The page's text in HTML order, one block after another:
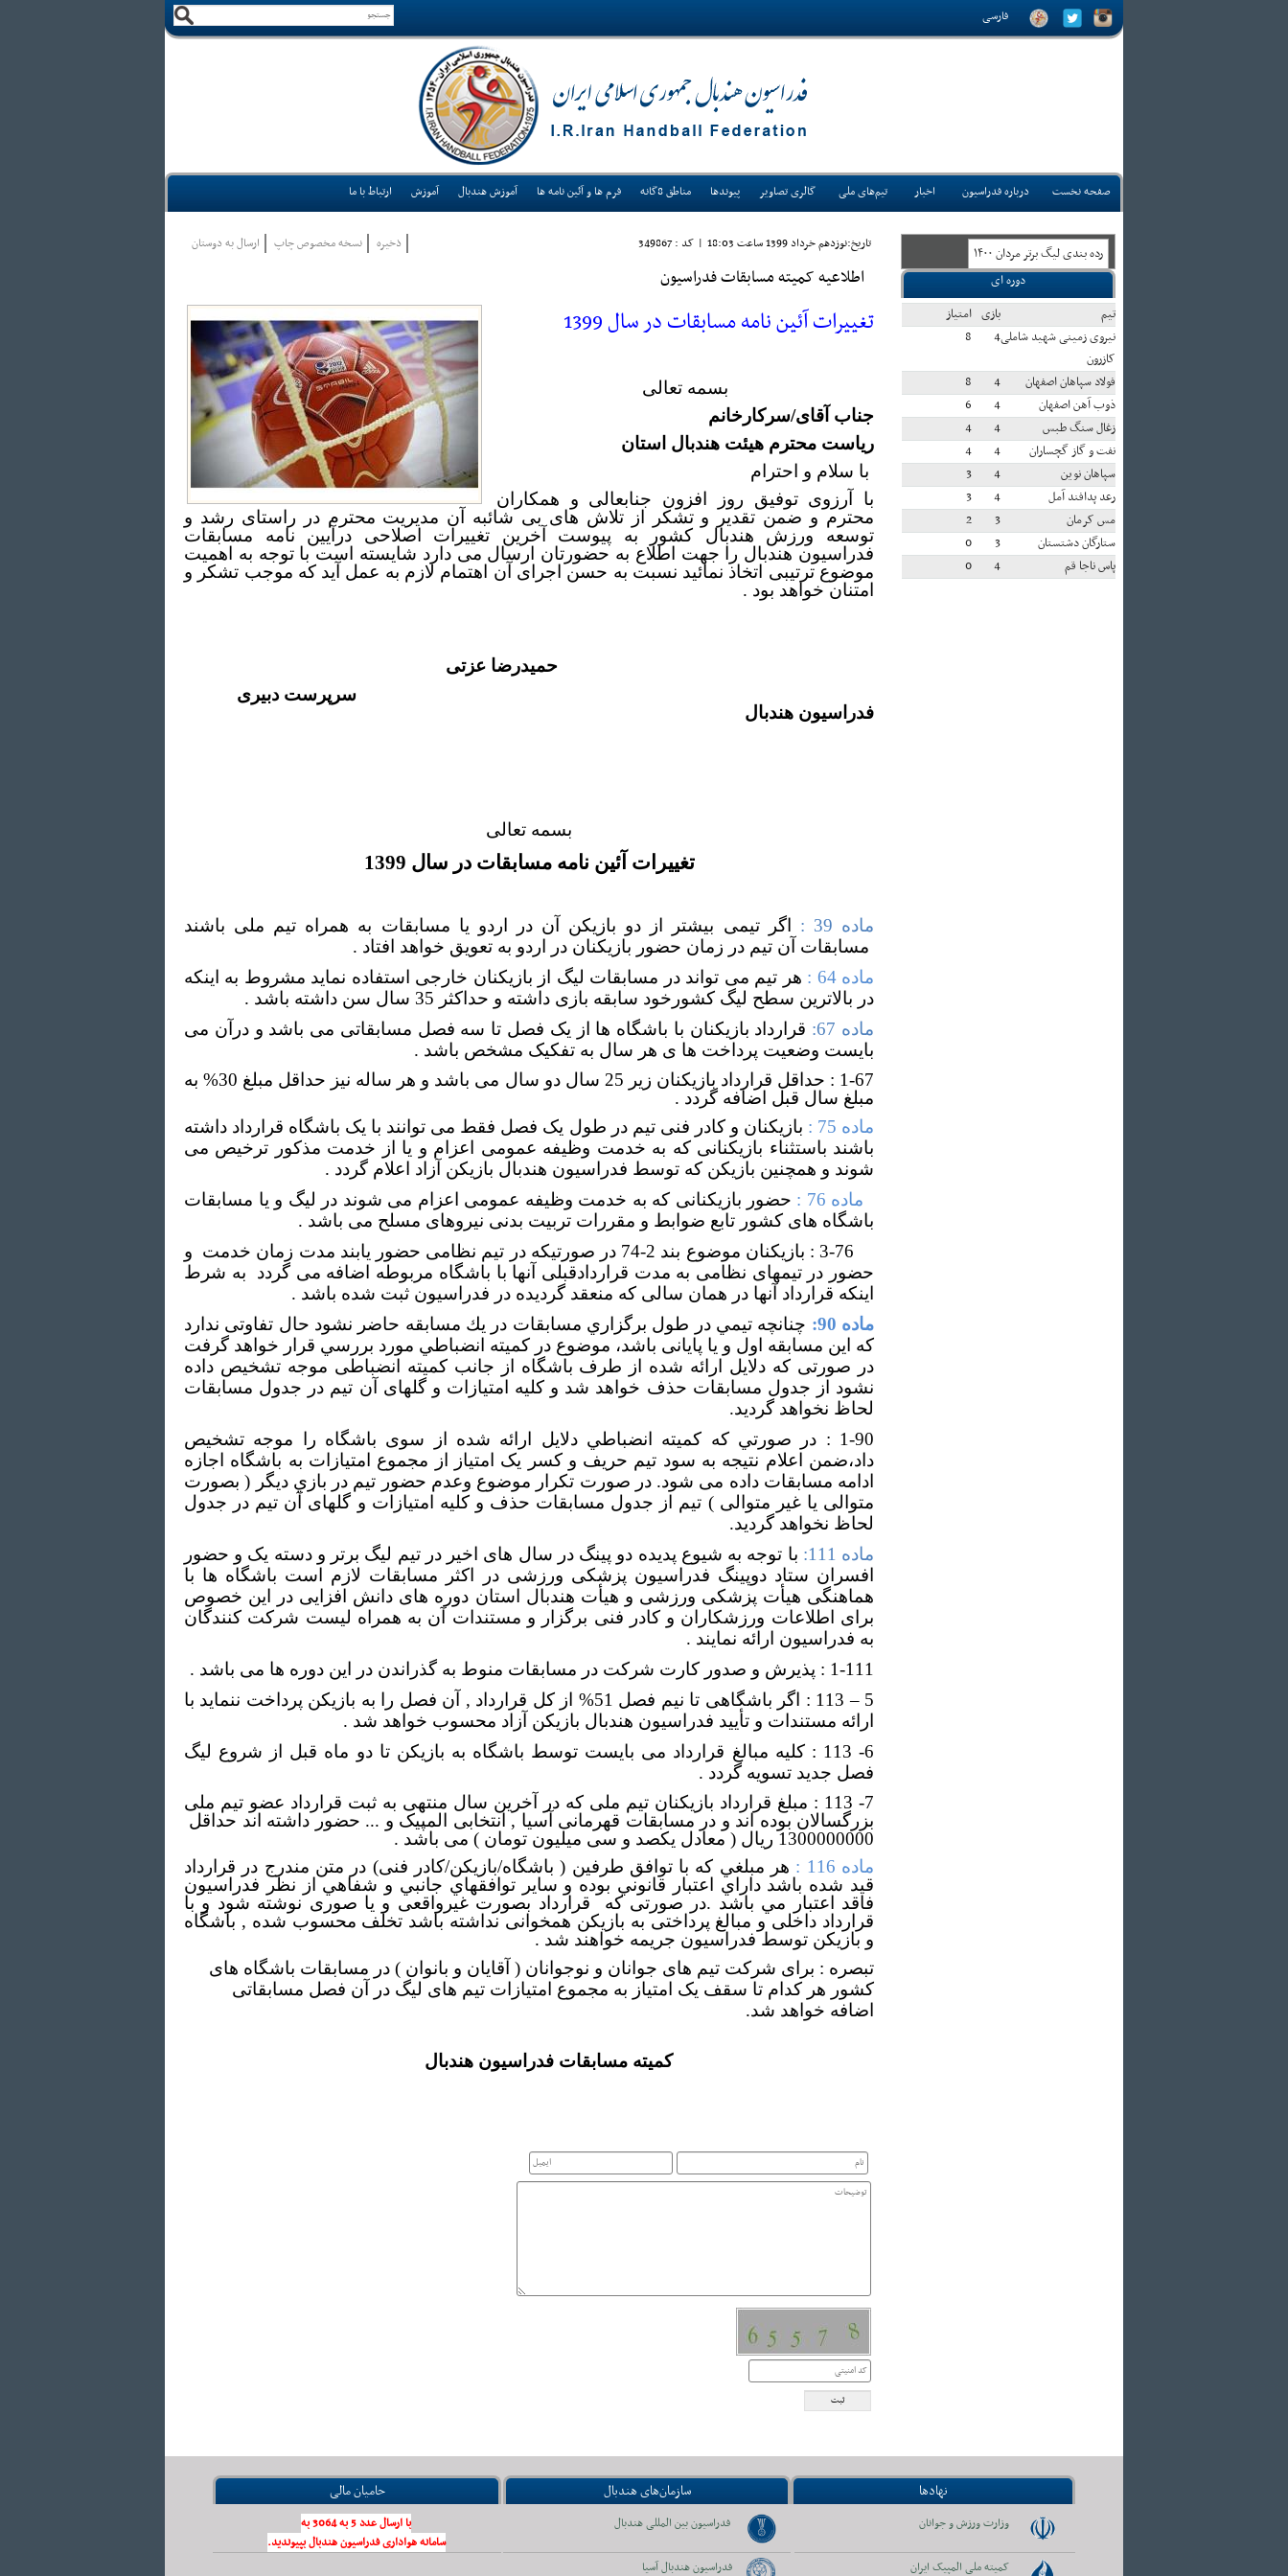
فارسی
صفحه نخست درباره فدراسیون اخبار تیم‌های ملی گالری تصاویر پیوندها مناطق 8گانه فرم ها و آئین نامه ها آموزش هندبال آموزش ارتباط با ما
رده بندی ليگ برتر مردان ۱۴۰۰
دوره ای
تيم
بازی امتياز
نیروی زمینی شهید شاملی
کازرون
4
8
فولاد سپاهان اصفهان 4
8
ذوب آهن اصفهان
4
6
زغال سنگ طبس
4
4
نفت و گاز گچساران
4
4
سپاهان نوین
4
3
رعد پدافند آمل
4
3
مس کرمان
3
2
ستارگان دشتستان
3
0
پاس ناجا قم
4
0
تاريخ:نوزدهم خرداد 1399 ساعت 18:03 | کد : 349867 ذخيره نسخه مخصوص چاپ ارسال به دوستان
اطلاعیه کمیته مسابقات فدراسیون
تغییرات آئین نامه مسابقات در سال 1399
بسمه تعالی
جناب آقای/سرکارخانم
ریاست محترم هیئت هندبال استان
با سلام و احترام
با آرزوی توفیق روز افزون جنابعالی و همکاران
محترم و ضمن تقدیر و تشکر از تلاش های بی شائبه آن مدیریت محترم در راستای رشد و
توسعه ورزش هندبال کشور به پیوست آخرین تغییرات اصلاحی درآیین نامه مسابقات
فدراسیون هندبال را جهت اطلاع به حضورتان ارسال می دارد شایسته است با توجه به اهمیت
موضوع ترتیبی اتخاذ نمائید نسبت به حسن اجرای آن اهتمام لازم به عمل آید که موجب تشکر و
امتنان خواهد بود .
حمیدرضا عزتی
سرپرست دبیری
فدراسیون هندبال
بسمه تعالی
تغییرات آئین نامه مسابقات در سال 1399
ماده 39 :
اگر تیمی بیشتر از دو بازیکن آن در اردو یا مسابقات به همراه تیم ملی باشند
مسابقات آن تیم در زمان حضور بازیکنان در اردو به تعویق خواهد افتاد .
ماده 64 :
هر تيم می تواند در مسابقات ليگ از بازیکنان خارجی استفاده نمايد مشروط به اینکه
در بالاترین سطح لیگ کشورخود سابقه بازی داشته و حداکثر 35 سال سن داشته باشد .
ماده 67:
قرارداد بازیکنان با باشگاه ها از یک فصل تا سه فصل مسابقاتی می باشد و درآن می
بایست وضعیت پرداخت ها ی هر سال به تفکیک مشخص باشد .
1-67 : حداقل قرارداد بازیکنان زیر 25 سال دو سال می باشد و هر ساله نیز حداقل مبلغ 30% به
مبلغ سال قبل اضافه گردد .
ماده 75 :
بازيکنان و کادر فنی تیم در طول يک فصل فقط می توانند با یک باشگاه قرارداد داشته
باشند باستثناء بازيکنانی که به خدمت وظيفه عمومی اعزام و يا از خدمت مذکور ترخيص می
شوند و همچنین بازیکن که توسط فدراسیون هندبال بازیکن آزاد اعلام گردد .
ماده 76 :
حضور بازيکنانی که به خدمت وظيفه عمومی اعزام می شوند در ليگ و يا مسابقات
باشگاه های کشور تابع ضوابط و مقررات تربيت بدنی نيروهای مسلح می باشد .
3-76 : بازيکنان موضوع بند 2-74 در صورتيکه در تيم نظامی حضور يابند مدت زمان خدمت
و
حضور در تيمهای نظامی به مدت قراردادقبلی آنها با باشگاه مربوطه اضافه می گردد
به شرط
اینکه قرارداد آنها در همان سالی که منعقد گردیده در فدراسیون ثبت شده باشد .
ماده 90:
چنانچه تيمي در طول برگزاري مسابقات در يك مسابقه حاضر نشود حال تفاوتی ندارد
که این مسابقه اول و یا پایانی باشد، موضوع در كميته انضباطي مورد بررسي قرار خواهد گرفت
در صورتی که دلايل ارائه شده از طرف باشگاه از جانب کميته انضباطی موجه تشخيص داده
نشود از جدول مسابقات حذف خواهد شد و کلیه امتیازات و گلهای آن تیم در جدول مسابقات
لحاظ نخواهد گردید.
1-90 :
در صورتي كه كميته انضباطي دلایل ارائه شده از سوی باشگاه را موجه تشخیص
داد،ضمن اعلام نتيجه به سود تيم حريف و کسر يک امتیاز از مجموع امتیازات به باشگاه اجازه
ادامه مسابقات داده می شود. در صورت تكرار موضوع وعدم حضور تيم در بازي ديگر ( بصورت
متوالی يا غير متوالی ) تيم از جدول مسابقات حذف و کلیه امتیازات و گلهای آن تیم در جدول
لحاظ نخواهد گردید.
ماده 111:
با توجه به شیوع پدیده دو پینگ در سال های اخیر در تیم لیگ برتر و دسته یک و حضور
افسران ستاد دوپینگ فدراسیون پزشکی ورزشی در اکثر مسابقات لازم است باشگاه ها با
هماهنگی هیأت پزشکی ورزشی و هیأت هندبال استان دوره های دانش افزایی در این خصوص
برای اطلاعات ورزشکاران و کادر فنی برگزار و مستندات آن به همراه لیست شرکت کنندگان
به فدراسیون ارائه نمایند .
1-111 : پذیرش و صدور کارت شرکت در مسابقات منوط به گذراندن در این دوره ها می باشد .
5
–
113 : اگر باشگاهی تا نیم فصل 51% از کل قرارداد , آن فصل را به بازیکن پرداخت ننماید با
ارائه مستندات و تأیید فدراسیون هندبال بازیکن آزاد محسوب خواهد شد .
6- 113 : کلیه مبالغ قرارداد می بایست توسط باشگاه به بازیکن تا دو ماه قبل از شروع لیگ
فصل جدید تسویه گردد .
7- 113 : مبلغ قرارداد بازیکنان تیم ملی که در آخرین سال منتهی به ثبت قرارداد عضو تیم ملی
بزرگسالان بوده اند و در مسابقات قهرمانی آسیا , انتخابی المپیک و ... حضور داشته اند حداقل
1300000000 ریال ( معادل یکصد و سی میلیون تومان ) می باشد .
ماده 116 :
هر مبلغي كه با توافق طرفين ( باشگاه/بازيكن/کادر فنی) در متن مندرج در قرارداد
قيد شده باشد داراي اعتبار قانوني بوده و ساير توافقهاي جانبي و شفاهي از نظر فدراسيون
فاقد اعتبار مي باشد .در صورتی که
قرارداد بصورت غیرواقعی و یا صوری نوشته شود و با
قرارداد داخلی و مبالغ پرداختی به بازیکن همخوانی نداشته باشد تخلف محسوب شده , باشگاه
و بازیکن توسط فدراسیون جریمه خواهند شد .
تبصره : برای شرکت تیم های جوانان و نوجوانان ( آقایان و بانوان ) در مسابقات باشگاه های
کشور هر کدام تا سقف یک امتیاز به مجموع امتیازات تیم های لیگ در آن فصل مسابقاتی
اضافه خواهد شد.
کمیته مسابقات فدراسیون هندبال
نهادها سازمان‌های هندبال حامیان مالی
وزارت ورزش و جوانان فدراسیون بین المللی هندبال
با ارسال عدد 5 به 3064 به
سامانه هواداری فدراسیون هندبال بپیوندید.
کمیته ملی المپیک ایران
فدراسیون هندبال آسیا